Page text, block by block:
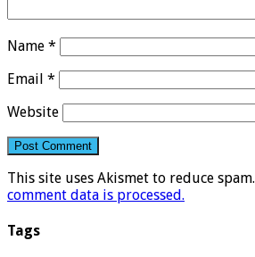
Name *
Email *
Website
This site uses Akismet to reduce spam.
comment data is processed.
Tags